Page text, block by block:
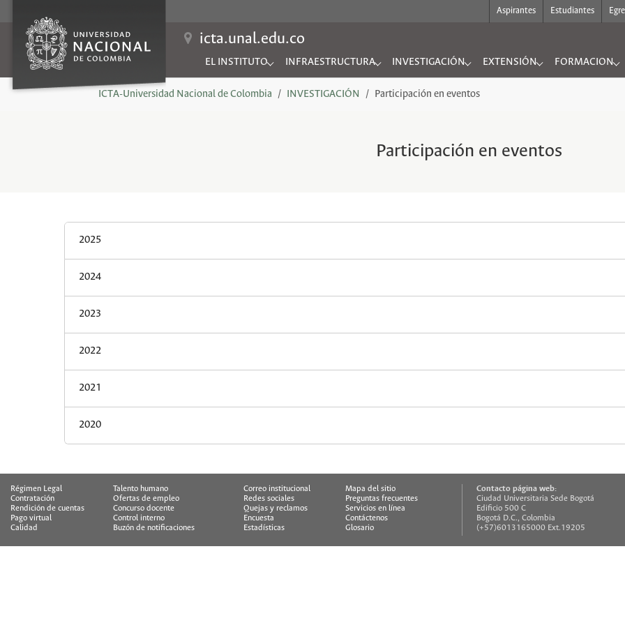
Aspirantes Estudiantes
icta.unal.edu.co
EL INSTITUTO
Submenu for "EL INSTITUTO"
INFRAESTRUCTURA
Submenu for "INFRAESTRUCTURA"
INVESTIGACIÓN
Submenu for "INVESTIGACIÓN"
EXTENSIÓN
Submenu for "EXTENSIÓN"
FORMACION
Submenu for
You are here:
ICTA-Universidad Nacional de Colombia
INVESTIGACIÓN Participación en eventos
Participación en eventos
2025
2024
2023
2022
2021
2020
Régimen Legal
Talento humano
Contratación
Ofertas de empleo
Rendición de cuentas
Concurso docente
Pago virtual
Control interno
Calidad
Buzón de notificaciones
Correo institucional
Mapa del sitio
Redes sociales
Preguntas frecuentes
Quejas y reclamos
Servicios en línea
Encuesta
Contáctenos
Estadísticas
Glosario
Contacto página web:
Ciudad Universitaria Sede Bogotá
Edificio 500 C
Bogotá D.C., Colombia
(+57)6013165000 Ext.19205